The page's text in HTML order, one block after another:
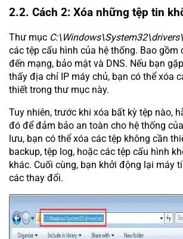
2.2. Cách 2: Xóa những tệp tin
Thư mục
các tệp cấu hình của hệ thống. Bao gồm
đến mạng, bảo mật và DNS. Nếu bạn
thấy địa chỉ IP máy chủ, bạn có thể xóa
thiết trong thư mục này.
Tuy nhiên, trước khi xóa bất kỳ tệp nào,
đó để đảm bảo an toàn cho hệ thống
lưu, bạn có thể xóa các tệp không cần
backup, tệp log, hoặc các tệp cấu hình
khác. Cuối cùng, bạn khởi động lại máy
các thay đổi.